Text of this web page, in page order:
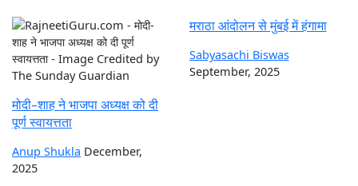
मोदी-शाह ने भाजपा अध्यक्ष को दी
पूर्ण स्वायत्तता
Anup Shukla December,
2025
मराठा आंदोलन से मुंबई में हंगामा
Sabyasachi Biswas
September, 2025